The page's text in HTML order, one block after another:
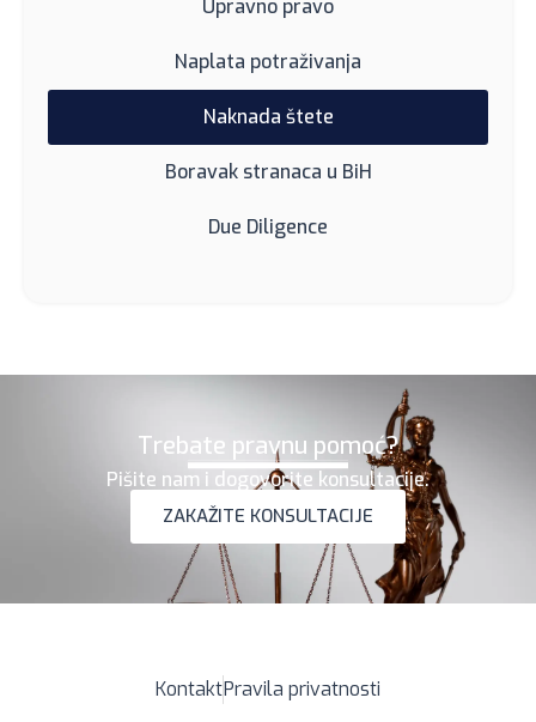
Upravno pravo
Naplata potraživanja
Naknada štete
Boravak stranaca u BiH
Due Diligence
Trebate pravnu pomoć?
Pišite nam i dogovorite konsultacije.
ZAKAŽITE KONSULTACIJE
KontaktPravila privatnosti